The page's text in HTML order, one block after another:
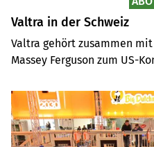
Valtra in der Schweiz
Valtra gehört zusammen
Massey Ferguson zum US-
Angeboten werden vier
Leistungen von 75 PS bis